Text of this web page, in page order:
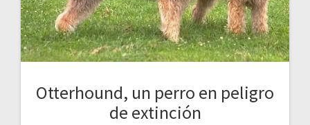
Otterhound, un perro en peligro
de extinción